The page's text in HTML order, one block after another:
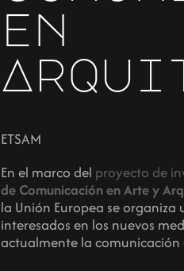
en
ETSAM
En el marco del proyecto de
de Comunicación en Arte y
la Unión Europea se
interesados en los nuevos
actualmente la